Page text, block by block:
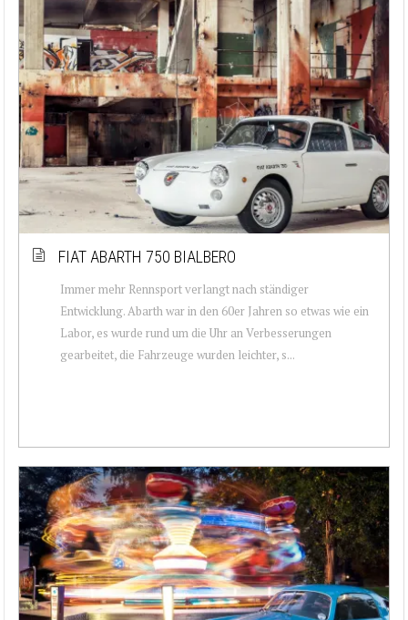
FIAT ABARTH 750 BIALBERO
Immer mehr Rennsport verlangt nach ständiger
Entwicklung. Abarth war in den 60er Jahren so etwas wie ein
Labor, es wurde rund um die Uhr an Verbesserungen
gearbeitet, die Fahrzeuge wurden leichter, s...